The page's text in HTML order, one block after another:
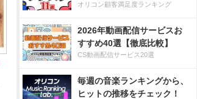
オリコン顧客満足度ランキング
2026年動画配信サービスお
すすめ40選【徹底比較】
CS動画配信サービス20選
毎週の音楽ランキングから、
ヒットの推移をチェック！